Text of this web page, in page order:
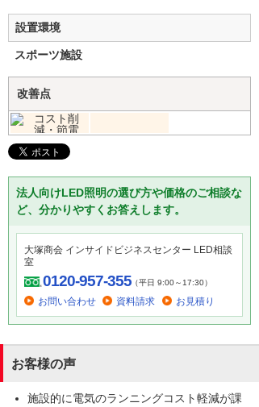
設置環境
スポーツ施設
改善点
法人向けLED照明の選び方や価格のご相談な
ど、分かりやすくお答えします。
大塚商会 インサイドビジネスセンター LED相談
室
0120-957-355（平日 9:00～17:30）
お問い合わせ 資料請求 お見積り
お客様の声
施設的に電気のランニングコスト軽減が課